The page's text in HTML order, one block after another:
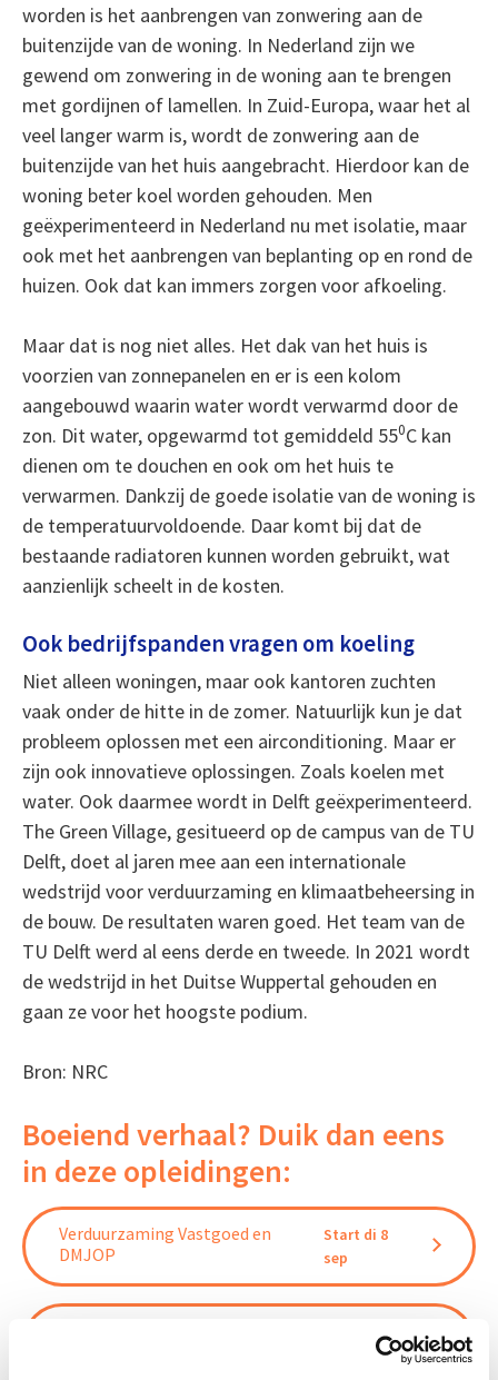
worden is het aanbrengen van zonwering aan de
buitenzijde van de woning. In Nederland zijn we
gewend om zonwering in de woning aan te brengen
met gordijnen of lamellen. In Zuid-Europa, waar het al
veel langer warm is, wordt de zonwering aan de
buitenzijde van het huis aangebracht. Hierdoor kan de
woning beter koel worden gehouden. Men
geëxperimenteerd in Nederland nu met isolatie, maar
ook met het aanbrengen van beplanting op en rond de
huizen. Ook dat kan immers zorgen voor afkoeling.
Maar dat is nog niet alles. Het dak van het huis is
voorzien van zonnepanelen en er is een kolom
aangebouwd waarin water wordt verwarmd door de
zon. Dit water, opgewarmd tot gemiddeld 550C kan
dienen om te douchen en ook om het huis te
verwarmen. Dankzij de goede isolatie van de woning is
de temperatuurvoldoende. Daar komt bij dat de
bestaande radiatoren kunnen worden gebruikt, wat
aanzienlijk scheelt in de kosten.
Ook bedrijfspanden vragen om koeling
Niet alleen woningen, maar ook kantoren zuchten
vaak onder de hitte in de zomer. Natuurlijk kun je dat
probleem oplossen met een airconditioning. Maar er
zijn ook innovatieve oplossingen. Zoals koelen met
water. Ook daarmee wordt in Delft geëxperimenteerd.
The Green Village, gesitueerd op de campus van de TU
Delft, doet al jaren mee aan een internationale
wedstrijd voor verduurzaming en klimaatbeheersing in
de bouw. De resultaten waren goed. Het team van de
TU Delft werd al eens derde en tweede. In 2021 wordt
de wedstrijd in het Duitse Wuppertal gehouden en
gaan ze voor het hoogste podium.
Bron: NRC
Boeiend verhaal? Duik dan eens
in deze opleidingen:
Verduurzaming Vastgoed en
DMJOP
Start di 8
sep